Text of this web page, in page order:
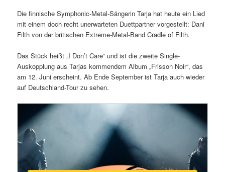
Die finnische Symphonic-Metal-Sängerin Tarja hat heute ein Lied
mit einem doch recht unerwarteten Duettpartner vorgestellt: Dani
Filth von der britischen Extreme-Metal-Band Cradle of Filth.
Das Stück heißt „I Don’t Care“ und ist die zweite Single-
Auskopplung aus Tarjas kommendem Album „Frisson Noir“, das
am 12. Juni erscheint. Ab Ende September ist Tarja auch wieder
auf Deutschland-Tour zu sehen.